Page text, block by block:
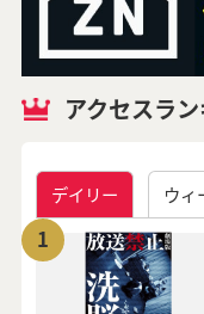
アクセスラ
デイリー ウィ
1